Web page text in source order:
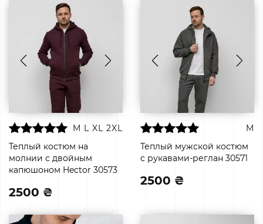
M L XL 2XL
Теплый костюм на
молнии с двойным
капюшоном Hector 30573
2500 ₴
M
Теплый мужской костюм
с рукавами-реглан 30571
2500 ₴